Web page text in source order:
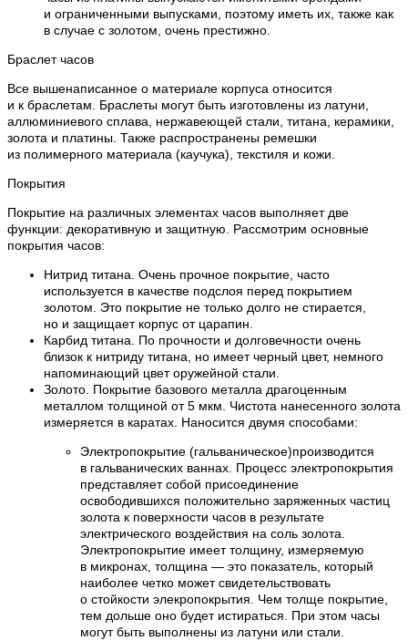
и ограниченными выпусками, поэтому иметь их, также как
в случае с золотом, очень престижно.
Браслет часов
Все вышенаписанное о материале корпуса относится
и к браслетам. Браслеты могут быть изготовлены из латуни,
аллюминиевого сплава, нержавеющей стали, титана, керамики,
золота и платины. Также распространены ремешки
из полимерного материала (каучука), текстиля и кожи.
Покрытия
Покрытие на различных элементах часов выполняет две
функции: декоративную и защитную. Рассмотрим основные
покрытия часов:
Нитрид титана. Очень прочное покрытие, часто
используется в качестве подслоя перед покрытием
золотом. Это покрытие не только долго не стирается,
но и защищает корпус от царапин.
Карбид титана. По прочности и долговечности очень
близок к нитриду титана, но имеет черный цвет, немного
напоминающий цвет оружейной стали.
Золото. Покрытие базового металла драгоценным
металлом толщиной от 5 мкм. Чистота нанесенного золота
измеряется в каратах. Наносится двумя способами:
Электропокрытие (гальваническое)производится
в гальванических ваннах. Процесс электропокрытия
представляет собой присоединение
освободившихся положительно заряженных частиц
золота к поверхности часов в результате
электрического воздействия на соль золота.
Электропокрытие имеет толщину, измеряемую
в микронах, толщина — это показатель, который
наиболее четко может свидетельствовать
о стойкости элекропокрытия. Чем толще покрытие,
тем дольше оно будет истираться. При этом часы
могут быть выполнены из латуни или стали.